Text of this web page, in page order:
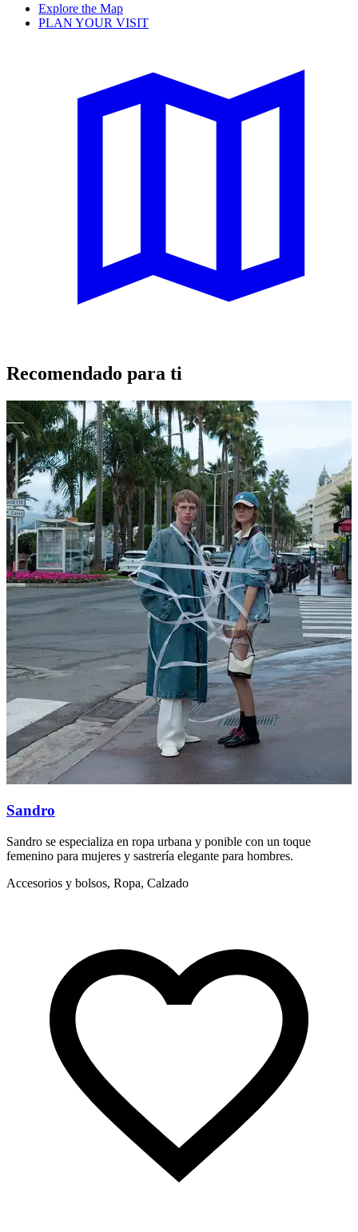
Explore the Map
PLAN YOUR VISIT
Recomendado para ti
Sandro
Sandro se especializa en ropa urbana y ponible con un toque
femenino para mujeres y sastrería elegante para hombres.
Accesorios y bolsos, Ropa, Calzado